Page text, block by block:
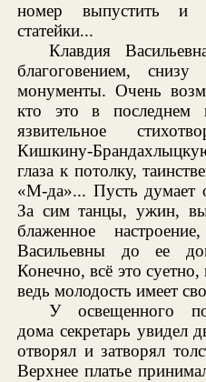
номер выпустить и
статейки...
Клавдия
благоговением,
монументы. Очень
кто это в последнем
язвительное
Кишкину-
глаза к потолку,
«М-да»... Пусть думает
За сим танцы, ужин,
блаженное
Васильевны до ее
Конечно, всё это
ведь молодость имеет
У освещенного
дома секретарь увидел
отворял и затворял
Верхнее платье